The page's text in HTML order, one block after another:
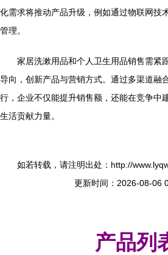
化需求将推动产品升级，例如通过物联网技
管理。
家居洗漱用品和个人卫生用品销售需紧
导向，创新产品与营销方式。通过多渠道融
行，企业不仅能提升销售额，还能在竞争中
生活贡献力量。
如若转载，请注明出处：http://
更新时间：2026-08-06
产品列